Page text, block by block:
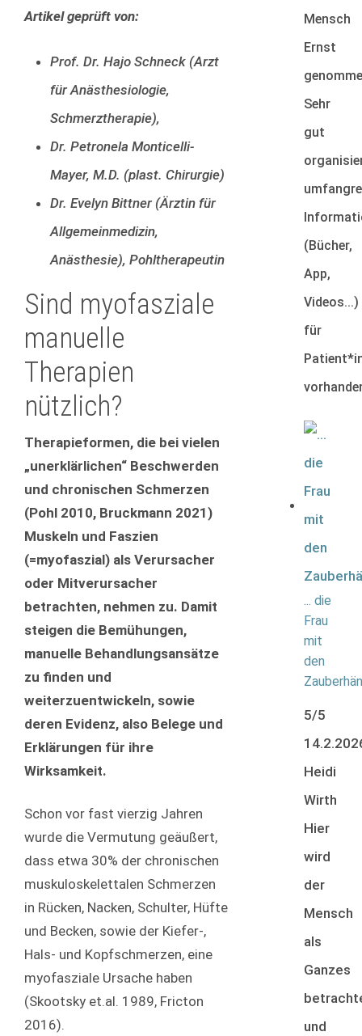
Mensch
Ernst
Sehr
gut
(Bücher,
App,
Videos...)
für
... die
Frau
mit
den
5/5
Heidi
Wirth
Hier
wird
der
Mensch
als
Ganzes
und
Artikel geprüft von:
Prof. Dr. Hajo Schneck (Arzt
für Anästhesiologie,
Schmerztherapie),
Dr. Petronela Monticelli-
Mayer, M.D. (plast. Chirurgie)
Dr. Evelyn Bittner (Ärztin für
Allgemeinmedizin,
Anästhesie), Pohltherapeutin
Sind myofasziale
manuelle
Therapien
nützlich?
Therapieformen, die bei vielen
„unerklärlichen“ Beschwerden
und chronischen Schmerzen
(Pohl 2010, Bruckmann 2021)
Muskeln und Faszien
(=myofaszial) als Verursacher
oder Mitverursacher
betrachten, nehmen zu. Damit
steigen die Bemühungen,
manuelle Behandlungsansätze
zu finden und
weiterzuentwickeln, sowie
deren Evidenz, also Belege und
Erklärungen für ihre
Wirksamkeit.
Schon vor fast vierzig Jahren
wurde die Vermutung geäußert,
dass etwa 30% der chronischen
muskuloskelettalen Schmerzen
in Rücken, Nacken, Schulter, Hüfte
und Becken, sowie der Kiefer-,
Hals- und Kopfschmerzen, eine
myofasziale Ursache haben
(Skootsky et.al. 1989, Fricton
2016).